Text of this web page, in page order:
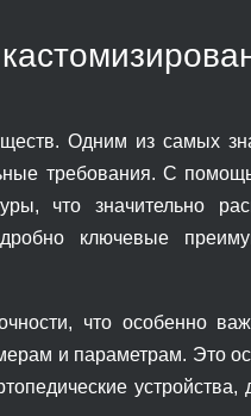
Одним из самых
требования. С
что значительно
ключевые
что особенно
и параметрам. Это
устройства,